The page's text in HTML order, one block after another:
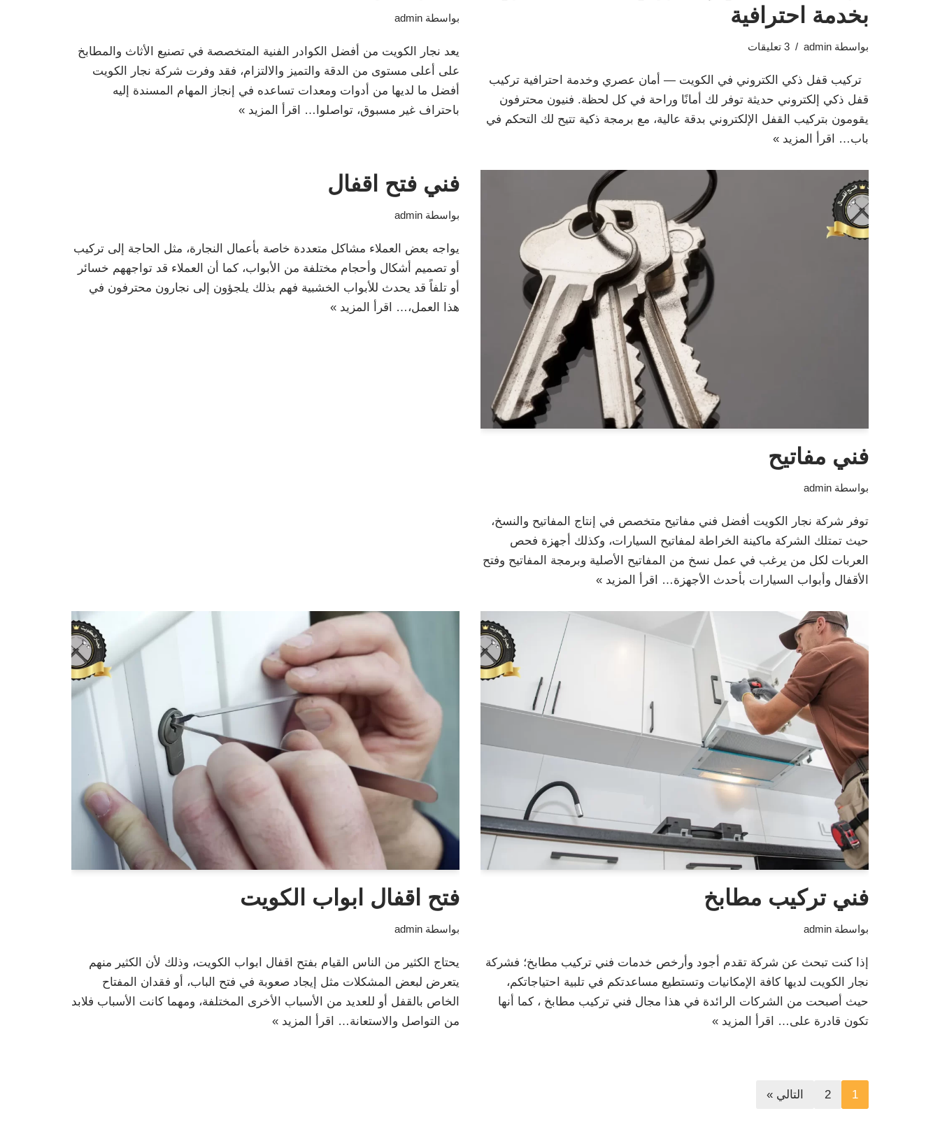
بخدمة احترافية
بواسطة admin 3 تعليقات
تركيب قفل ذكي الكتروني في الكويت — أمان عصري وخدمة احترافية تركيب
قفل ذكي إلكتروني حديثة توفر لك أمانًا وراحة في كل لحظة. فنيون محترفون
يقومون بتركيب القفل الإلكتروني بدقة عالية، مع برمجة ذكية تتيح لك التحكم في
باب…
اقرأ المزيد »
بواسطة admin
يعد نجار الكويت من أفضل الكوادر الفنية المتخصصة في تصنيع الأثاث والمطابخ
على أعلى مستوى من الدقة والتميز والالتزام، فقد وفرت شركة نجار الكويت
أفضل ما لديها من أدوات ومعدات تساعده في إنجاز المهام المسندة إليه
باحتراف غير مسبوق، تواصلوا…
اقرأ المزيد »
فني مفاتيح
بواسطة admin
توفر شركة نجار الكويت أفضل فني مفاتيح متخصص في إنتاج المفاتيح والنسخ،
حيث تمتلك الشركة ماكينة الخراطة لمفاتيح السيارات، وكذلك أجهزة فحص
العربات لكل من يرغب في عمل نسخ من المفاتيح الأصلية وبرمجة المفاتيح وفتح
الأقفال وأبواب السيارات بأحدث الأجهزة…
اقرأ المزيد »
فني فتح اقفال
بواسطة admin
يواجه بعض العملاء مشاكل متعددة خاصة بأعمال النجارة، مثل الحاجة إلى تركيب
أو تصميم أشكال وأحجام مختلفة من الأبواب، كما أن العملاء قد تواجههم خسائر
أو تلفاً قد يحدث للأبواب الخشبية فهم بذلك يلجؤون إلى نجارون محترفون في
هذا العمل،…
اقرأ المزيد »
فني تركيب مطابخ
بواسطة admin
إذا كنت تبحث عن شركة تقدم أجود وأرخص خدمات فني تركيب مطابخ؛ فشركة
نجار الكويت لديها كافة الإمكانيات وتستطيع مساعدتكم في تلبية احتياجاتكم،
حيث أصبحت من الشركات الرائدة في هذا مجال فني تركيب مطابخ ، كما أنها
تكون قادرة على…
اقرأ المزيد »
فتح اقفال ابواب الكويت
بواسطة admin
يحتاج الكثير من الناس القيام بفتح اقفال ابواب الكويت، وذلك لأن الكثير منهم
يتعرض لبعض المشكلات مثل إيجاد صعوبة في فتح الباب، أو فقدان المفتاح
الخاص بالقفل أو للعديد من الأسباب الأخرى المختلفة، ومهما كانت الأسباب فلابد
من التواصل والاستعانة…
اقرأ المزيد »
1
2 التالي »